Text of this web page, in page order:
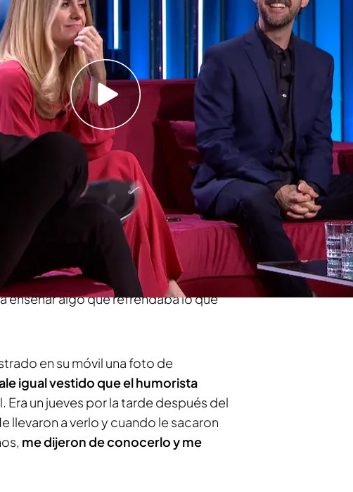
el móvil en pleno directo: te va a
que "nunca hay que conocer a
su verdadero ídolo
se vestía "literalmente como él".
el cantautor, además, lo ha
el móvil qué lío más grande...",
enseñar algo que refrendaba lo que
en su móvil una foto de
igual vestido que el humorista
Era un jueves por la tarde después del
llevaron a verlo y cuando le sacaron
me dijeron de conocerlo y me